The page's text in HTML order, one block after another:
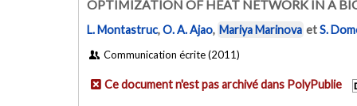
OPTIMIZATION OF HEAT NETWORK IN A
L. Montastruc,O. A. Ajao, Mariya Marinova etS.
Communication écrite (2011)
Ce document n'est pas archivé dans PolyPublie